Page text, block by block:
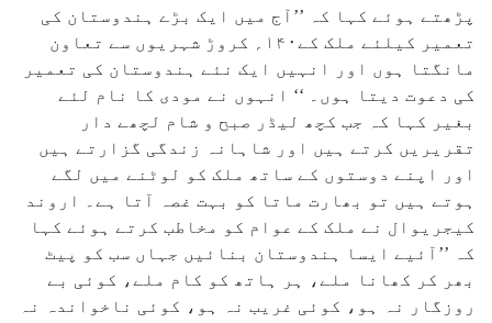
پڑھتے ہوئے کہا کہ ’’آج میں ایک بڑے ہندوستان کی
تعمیر کیلئے ملک کے۱۴۰؍ کروڑ شہریوں سے تعاون
مانگتا ہوں اور انہیں ایک نئے ہندوستان کی تعمیر
کی دعوت دیتا ہوں۔ ‘‘ انہوں نے مودی کا نام لئے
بغیر کہا کہ جب کچھ لیڈر صبح و شام لچھے دار
تقریریں کرتے ہیں اور شاہانہ زندگی گزارتے ہیں
اور اپنے دوستوں کے ساتھ ملک کو لوٹنے میں لگے
ہوتے ہیں تو بھارت ماتا کو بہت غصہ آتا ہے۔ اروند
کیجریوال نے ملک کے عوام کو مخاطب کرتے ہوئے کہا
کہ ’’آئیے ایسا ہندوستان بنائیں جہاں سب کو پیٹ
بھر کر کھانا ملے، ہر ہاتھ کو کام ملے، کوئی بے
روزگار نہ ہو، کوئی غریب نہ ہو، کوئی ناخواندہ نہ